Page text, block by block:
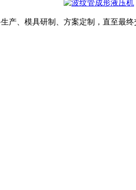
、模具研制、方案定制，直至最